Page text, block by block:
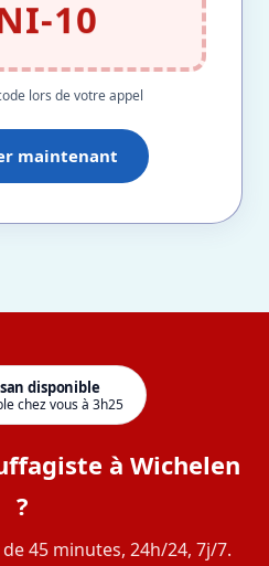
10
lors de votre appel
maintenant
disponible
chez vous à 3h25
à Wichelen
?
45 minutes, 24h/24, 7j/7.